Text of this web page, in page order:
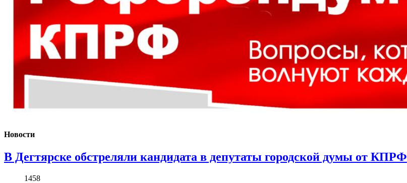
Новости
В Дегтярске обстреляли кандидата в депутаты городской думы от КПРФ
1458